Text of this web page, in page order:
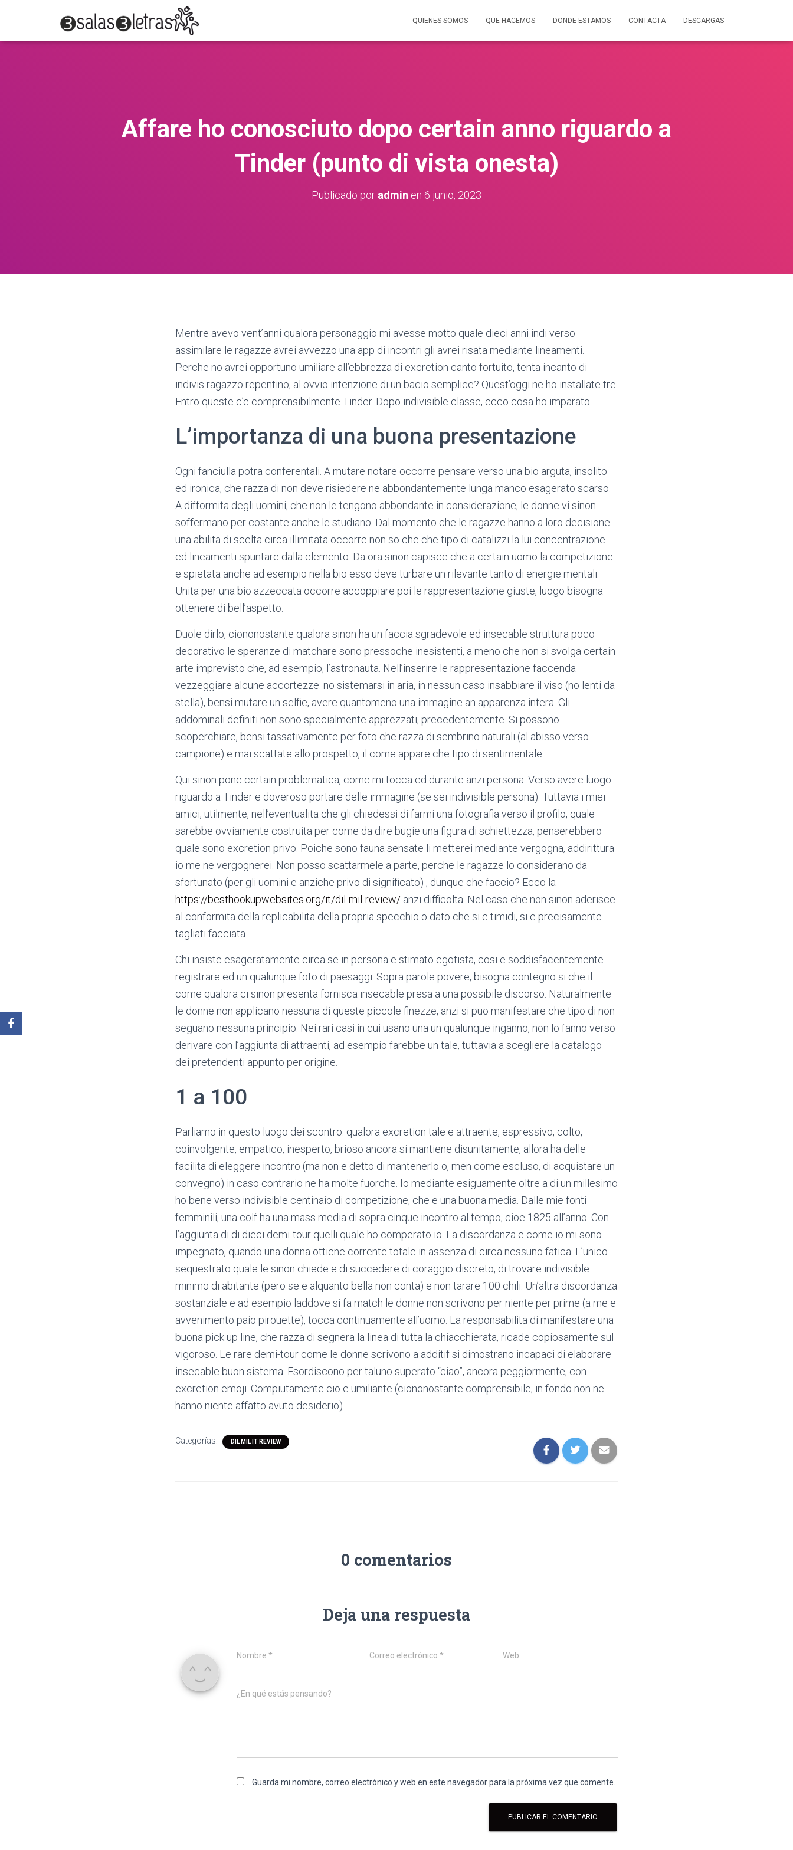
QUIENES SOMOS QUE HACEMOS DONDE ESTAMOS CONTACTA DESCARGAS
Affare ho conosciuto dopo certain anno riguardo a
Tinder (punto di vista onesta)
Publicado por admin en 6 junio, 2023
Mentre avevo vent’anni qualora personaggio mi avesse motto quale dieci anni indi verso
assimilare le ragazze avrei avvezzo una app di incontri gli avrei risata mediante lineamenti.
Perche no avrei opportuno umiliare all’ebbrezza di excretion canto fortuito, tenta incanto di
indivis ragazzo repentino, al ovvio intenzione di un bacio semplice? Quest’oggi ne ho installate tre.
Entro queste c’e comprensibilmente Tinder. Dopo indivisible classe, ecco cosa ho imparato.
L’importanza di una buona presentazione
Ogni fanciulla potra conferentali. A mutare notare occorre pensare verso una bio arguta, insolito
ed ironica, che razza di non deve risiedere ne abbondantemente lunga manco esagerato scarso.
A difformita degli uomini, che non le tengono abbondante in considerazione, le donne vi sinon
soffermano per costante anche le studiano. Dal momento che le ragazze hanno a loro decisione
una abilita di scelta circa illimitata occorre non so che che tipo di catalizzi la lui concentrazione
ed lineamenti spuntare dalla elemento. Da ora sinon capisce che a certain uomo la competizione
e spietata anche ad esempio nella bio esso deve turbare un rilevante tanto di energie mentali.
Unita per una bio azzeccata occorre accoppiare poi le rappresentazione giuste, luogo bisogna
ottenere di bell’aspetto.
Duole dirlo, ciononostante qualora sinon ha un faccia sgradevole ed insecable struttura poco
decorativo le speranze di matchare sono pressoche inesistenti, a meno che non si svolga certain
arte imprevisto che, ad esempio, l’astronauta. Nell’inserire le rappresentazione faccenda
vezzeggiare alcune accortezze: no sistemarsi in aria, in nessun caso insabbiare il viso (no lenti da
stella), bensi mutare un selfie, avere quantomeno una immagine an apparenza intera. Gli
addominali definiti non sono specialmente apprezzati, precedentemente. Si possono
scoperchiare, bensi tassativamente per foto che razza di sembrino naturali (al abisso verso
campione) e mai scattate allo prospetto, il come appare che tipo di sentimentale.
Qui sinon pone certain problematica, come mi tocca ed durante anzi persona. Verso avere luogo
riguardo a Tinder e doveroso portare delle immagine (se sei indivisible persona). Tuttavia i miei
amici, utilmente, nell’eventualita che gli chiedessi di farmi una fotografia verso il profilo, quale
sarebbe ovviamente costruita per come da dire bugie una figura di schiettezza, penserebbero
quale sono excretion privo. Poiche sono fauna sensate li metterei mediante vergogna, addirittura
io me ne vergognerei. Non posso scattarmele a parte, perche le ragazze lo considerano da
sfortunato (per gli uomini e anziche privo di significato) , dunque che faccio? Ecco la
https://besthookupwebsites.org/it/dil-mil-review/ anzi difficolta. Nel caso che non sinon aderisce
al conformita della replicabilita della propria specchio o dato che si e timidi, si e precisamente
tagliati facciata.
Chi insiste esageratamente circa se in persona e stimato egotista, cosi e soddisfacentemente
registrare ed un qualunque foto di paesaggi. Sopra parole povere, bisogna contegno si che il
come qualora ci sinon presenta fornisca insecable presa a una possibile discorso. Naturalmente
le donne non applicano nessuna di queste piccole finezze, anzi si puo manifestare che tipo di non
seguano nessuna principio. Nei rari casi in cui usano una un qualunque inganno, non lo fanno verso
derivare con l’aggiunta di attraenti, ad esempio farebbe un tale, tuttavia a scegliere la catalogo
dei pretendenti appunto per origine.
1 a 100
Parliamo in questo luogo dei scontro: qualora excretion tale e attraente, espressivo, colto,
coinvolgente, empatico, inesperto, brioso ancora si mantiene disunitamente, allora ha delle
facilita di eleggere incontro (ma non e detto di mantenerlo o, men come escluso, di acquistare un
convegno) in caso contrario ne ha molte fuorche. Io mediante esiguamente oltre a di un millesimo
ho bene verso indivisible centinaio di competizione, che e una buona media. Dalle mie fonti
femminili, una colf ha una mass media di sopra cinque incontro al tempo, cioe 1825 all’anno. Con
l’aggiunta di di dieci demi-tour quelli quale ho comperato io. La discordanza e come io mi sono
impegnato, quando una donna ottiene corrente totale in assenza di circa nessuno fatica. L’unico
sequestrato quale le sinon chiede e di succedere di coraggio discreto, di trovare indivisible
minimo di abitante (pero se e alquanto bella non conta) e non tarare 100 chili. Un’altra discordanza
sostanziale e ad esempio laddove si fa match le donne non scrivono per niente per prime (a me e
avvenimento paio pirouette), tocca continuamente all’uomo. La responsabilita di manifestare una
buona pick up line, che razza di segnera la linea di tutta la chiacchierata, ricade copiosamente sul
vigoroso. Le rare demi-tour come le donne scrivono a additif si dimostrano incapaci di elaborare
insecable buon sistema. Esordiscono per taluno superato “ciao”, ancora peggiormente, con
excretion emoji. Compiutamente cio e umiliante (ciononostante comprensibile, in fondo non ne
hanno niente affatto avuto desiderio).
Categorías: DIL MIL IT REVIEW
0 comentarios
Deja una respuesta
Nombre * Correo electrónico* Web
¿En qué estás pensando?
Guarda mi nombre, correo electrónico y web en este navegador para la próxima vez que comente.